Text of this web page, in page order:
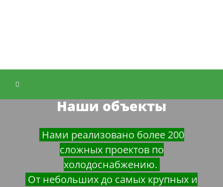
Наши объекты
Нами реализовано более 200
сложных проектов по
холодоснабжению.
От небольших до самых крупных и